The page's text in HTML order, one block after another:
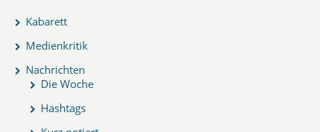
Kabarett
Medienkritik
Nachrichten
Die Woche
Hashtags